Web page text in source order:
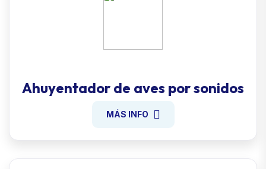
Ahuyentador de aves por sonidos
MÁS INFO